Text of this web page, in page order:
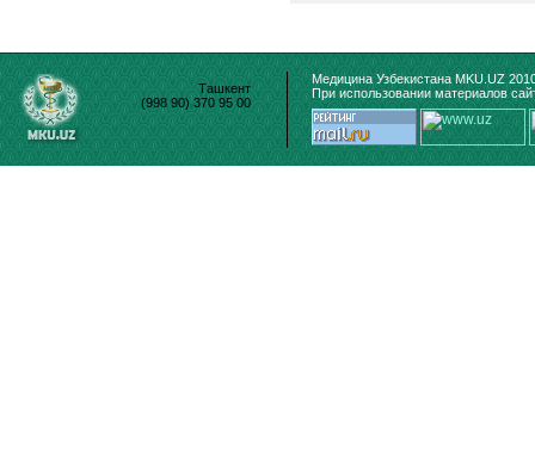
Ташкент
(998 90) 370 95 00
Медицина Узбекистана MKU.UZ
При использовании материалов